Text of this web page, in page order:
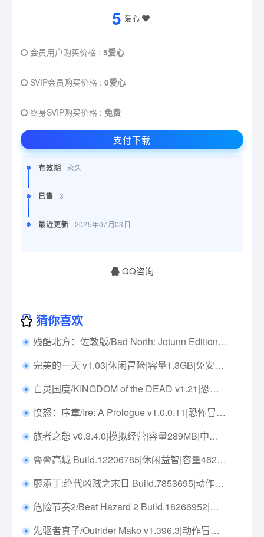
5 爱心
会员用户购买价格 : 5爱心
SVIP会员购买价格 : 0爱心
终身SVIP购买价格 : 免费
支付下载
有效期 永久
已售 3
最近更新 2025年07月03日
QQ咨询
猜你喜欢
残酷北方：佐敦版/Bad North: Jotunn Edition Build.14637231|策略模拟|容量398MB|免安装绿色中文版|支持键盘.鼠标
完美的一天 v1.03|休闲冒险|容量1.3GB|免安装绿色中文版|支持键盘.鼠标.手柄
亡灵国度/KINGDOM of the DEAD v1.21|恐怖冒险|容量1.6GB|免安装绿色中文版|支持键盘.鼠标
愤怒：序章/Ire: A Prologue v1.0.0.11|恐怖冒险|容量9.3GB|免安装绿色中文版|支持键盘.鼠标.手柄
旅者之憩 v0.3.4.0|模拟经营|容量289MB|中文免安装|支持键盘.鼠标
叠叠高城 Build.12206785|休闲益智|容量462MB|免安装绿色中文版|支持键盘.鼠标.手柄
廖添丁:绝代凶贼之末日 Build.7853695|动作冒险|容量2.7GB|免安装绿色中文版|支持键盘.鼠标.手柄
危险节奏2/Beat Hazard 2 Build.18266952|射击动作|容量1GB|免安装绿色中文版|支持键盘.鼠标.手柄
先驱者真子/Outrider Mako v1.396.3|动作冒险|容量175M|免安装绿色中文版|支持键盘.鼠标.手柄